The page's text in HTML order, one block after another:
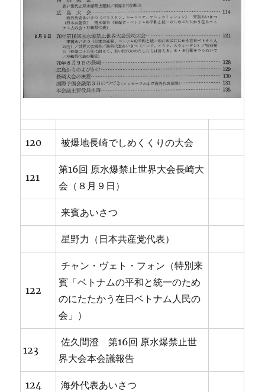
120 被爆地長崎でしめくくりの大会
121
第16回 原水爆禁止世界大会長崎大
会（８月９日）
来賓あいさつ
星野力（日本共産党代表）
122
チャン・ヴェト・フォン（特別来
賓「ベトナムの平和と統一のため
のにたたかう在日ベトナム人民の
会」）
123
佐久間澄 第16回 原水爆禁止世
界大会本会議報告
124 海外代表あいさつ